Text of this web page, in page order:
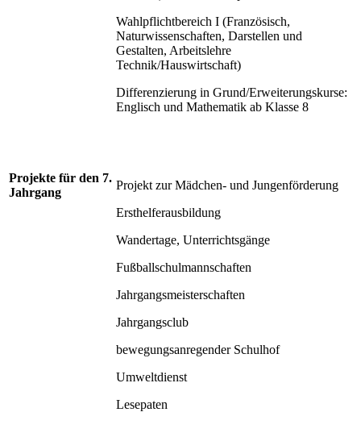
Wahlpflichtbereich I (Französisch,
Naturwissenschaften, Darstellen und
Gestalten, Arbeitslehre
Technik/Hauswirtschaft)
Differenzierung in Grund/Erweiterungskurse:
Englisch und Mathematik ab Klasse 8
Projekte für den 7.
Jahrgang
Projekt zur Mädchen- und Jungenförderung
Ersthelferausbildung
Wandertage, Unterrichtsgänge
Fußballschulmannschaften
Jahrgangsmeisterschaften
Jahrgangsclub
bewegungsanregender Schulhof
Umweltdienst
Lesepaten